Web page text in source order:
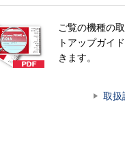
ご覧の機種の
トアップガイ
きます。
取扱